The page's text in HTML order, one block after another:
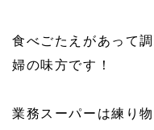
食べごたえがあって
婦の味方です！
業務スーパーは練り